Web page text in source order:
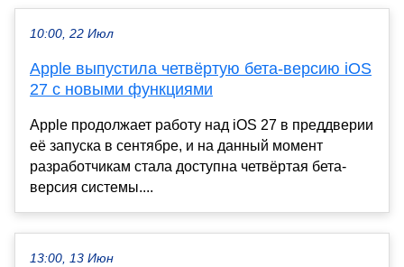
10:00, 22 Июл
Apple выпустила четвёртую бета-версию iOS
27 с новыми функциями
Apple продолжает работу над iOS 27 в преддверии
её запуска в сентябре, и на данный момент
разработчикам стала доступна четвёртая бета-
версия системы....
13:00, 13 Июн